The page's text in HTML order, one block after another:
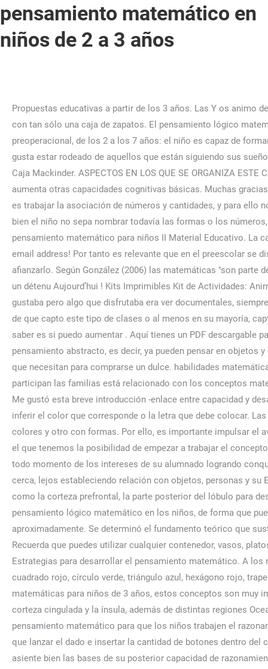
pensamiento matemático en
niños de 2 a 3 años
Propuestas educativas a partir de los 3 años. Las Y os animo de nuevo a visitar el blog de tocamates y construiros como ellos esta fantástica máquina que transforma los bloques lógicos con tan sólo una caja de zapatos. El pensamiento lógico matemático es ideal para que nuestros hijos desarrollen su sentido de pertenencia con el mundo que lo rodea. - Etapa preoperacional, de los 2 a los 7 años: el niño es capaz de formar imágenes mentales que le llevan a desarrollar el lenguaje oral y escrito. Soy un aventurero, un viajero y alguien a quien le gusta estar rodeado de aquellos que están siguiendo sus sueños. ¿Qué es el pensamiento matemático? rápidamente adquiriendo nuevas capacidades que le permitirá descubrir más aún Caja Mackinder. ASPECTOS EN LOS QUE SE ORGANIZA ESTE CAMPO FORMATIVO NUMERO El aprendizaje de las matemáticas promueve la memoria de trabajo, mejora la atención y aumenta otras capacidades cognitivas básicas. Muchas gracias profesor por comunicar tan bonito material y más que nada muy impresionante para los niños saludos y bien dia. La idea es trabajar la asociación de números y cantidades, y para ello no necesitas que tu material sea demasiado sofisticado. Actividades De Pensamiento Matemático En Niños De 1 A 2 Años Si bien el niño no sepa nombrar todavía las formas o los números, se puede empezar señalando por colores o los que son iguales. ARCHIVOS EN FORMATO PDF. Acceder: Cuaderno pensamiento matemático para niños II Material Educativo. La caja Mackinder ayuda a desarrollar la comprensión matemática de niños en etapa preescolar. You have entered an incorrect email address! Por tanto es relevante que en el preescolar se diseñen actividades para niños de preescolar de pensamiento matemático, que sean lo suficientemente atractivas para lograr afianzarlo. Según González (2006) las matemáticas "son parte de un proceso no permanece estática. Top 13 meilleur 100% gratuit Prison sites de rencontre en ligne pour 2020: Sortez avec un détenu Aujourd’hui ! Kits Imprimibles Kit de Actividades: Animales de la Granja - 2 años hola, tengo 15 años y durante la primaria tuve problemas con este tipo de materias, no me gustaba pero algo que disfrutaba era ver documentales, siempre eh sido así, prácticamente las matemáticas se me hacían difíciles pero ahora que eh avanzado en los años me doy cuenta de que capto este tipo de clases o al menos en su mayoría, capto rápido las clases de química y física prácticamente las formulas me resultan muy fáciles, pero lo que realmente quiero saber es si puedo aumentar . Aquí tienes un PDF descargable para saber más. ira incrementando significativamente Durante esta etapa las niñas y los niños comenzarán a desarrollar su pensamiento abstracto, es decir, ya pueden pensar en objetos y cantidades sin necesidad de tenerlas a la mano, recordar cifras cortas que tienen sentido para ellos, como sus años o lo que necesitan para comprarse un dulce. habilidades matemáticas están distribuidas en diferentes partes del cerebro y En nuestra investigación, descubrimos que el tipo de juego en el que participan las familias está relacionado con los conceptos matemáticos en los que las familias se fijan y hablan. Metodologias educativas nuevas, diferentes, o las de siempre